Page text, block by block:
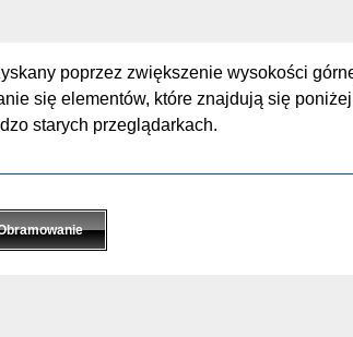
poprzez zwiększenie wysokości
się elementów, które znajdują się
starych przeglądarkach.